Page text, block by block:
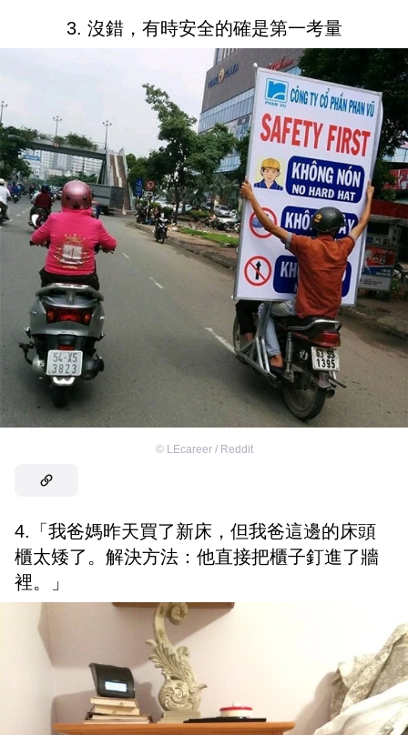
3. 沒錯，有時安全的確是第一考量
© LEcareer / Reddit
4.「我爸媽昨天買了新床，但我爸這邊的床頭
櫃太矮了。解決方法：他直接把櫃子釘進了牆
裡。」